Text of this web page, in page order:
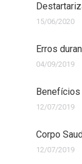
15/06/2020
Erros
04/09/2019
12/07/2019
Corpo
12/07/2019